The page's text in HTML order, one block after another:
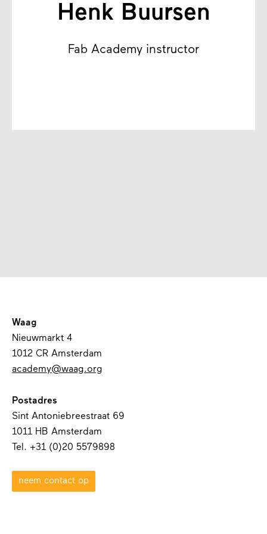
Henk Buursen
Fab Academy instructor
Waag
Nieuwmarkt 4
1012 CR Amsterdam
academy@waag.org
Postadres
Sint Antoniebreestraat 69
1011 HB Amsterdam
Tel. +31 (0)20 5579898
neem contact op